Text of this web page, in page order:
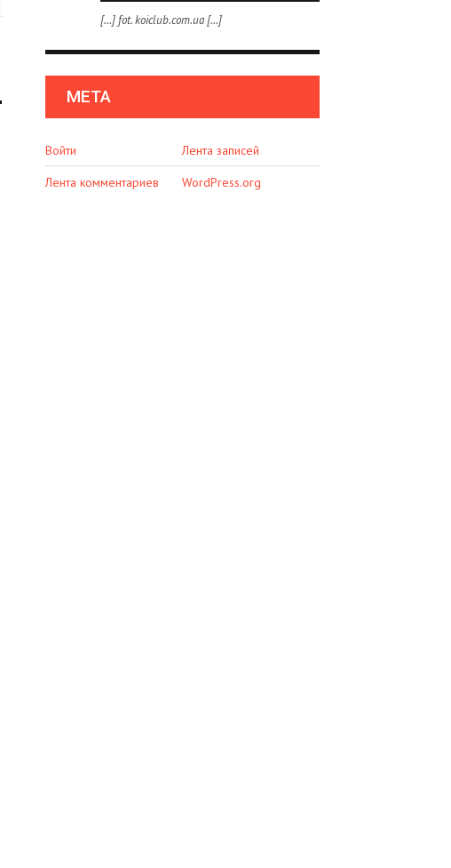
[…] fot. koiclub.com.ua […]
МЕТА
Войти
Лента записей
Лента комментариев
WordPress.org